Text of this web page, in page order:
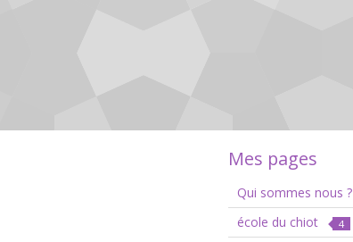
Mes pages
Qui sommes nous ?
école du chiot 4